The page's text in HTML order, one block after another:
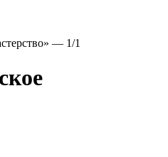
— 1/1